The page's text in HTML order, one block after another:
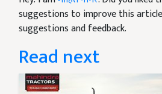
suggestions to improve this
suggestions and feedback.
Read next